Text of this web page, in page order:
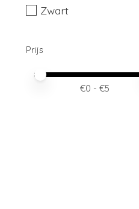
Zwart
Prijs
Minimale prijswaarde
Price maximum value
€0 - €5